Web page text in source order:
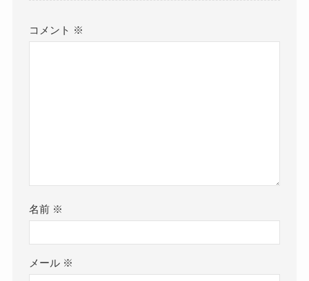
コメント ※
名前 ※
メール ※